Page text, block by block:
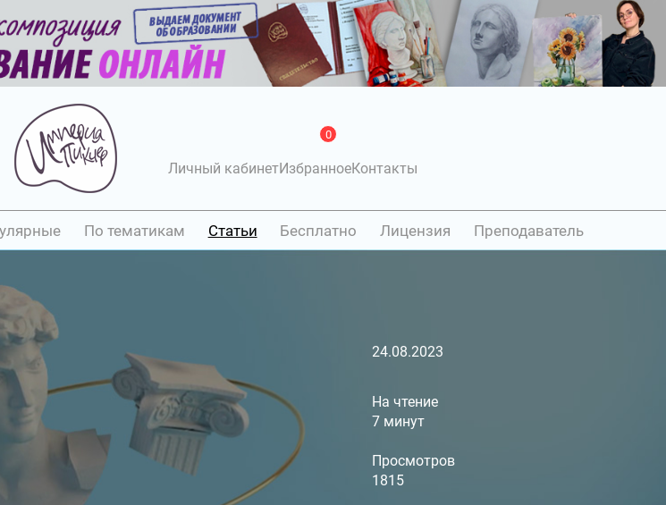
Личный кабинетИзбранное
0
Контакты
По тематикам Статьи Бесплатно Лицензия Преподаватель
24.08.2023
На чтение
7 минут
Просмотров
1815